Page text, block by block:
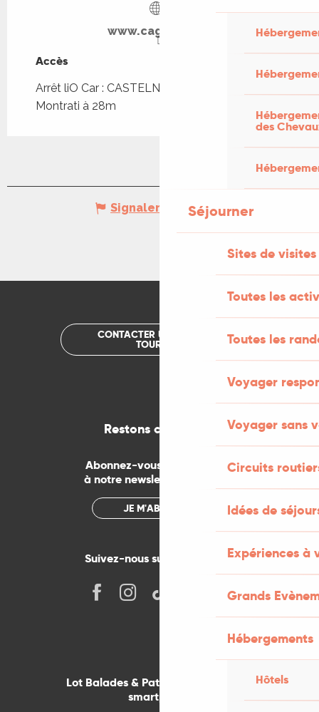
des
Séjourner
Sites de visites
Toutes les
Toutes les
Voyager
Voyager sans
Circuits
Idées de
Expériences à
Grands
Hébergements
Hôtels
www.cagette.net
Accès
Accès
Arrêt liO Car : CASTELNAU-MO - Castelnau-
Montrati à 28m
Signaler une erreur
CONTACTER UN OFFICE DE
TOURISME
Restons connectés
Abonnez-vous gratuitement
à notre newsletter mensuelle
JE M'ABONNE
Suivez-nous sur les réseaux !
Lot Balades & Patrimoines sur votre
smartphone